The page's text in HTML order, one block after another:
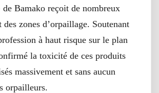
Bamako reçoit de nombreux
des zones d’orpaillage. Soutenant
à haut risque sur le plan
la toxicité de ces produits
massivement et sans aucun
orpailleurs.